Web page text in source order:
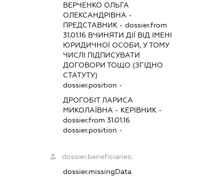
ВЕРЧЕНКО ОЛЬГА
ОЛЕКСАНДРІВНА -
ПРЕДСТАВНИК - dossier.from
31.01.16 ВЧИНЯТИ ДІЇ ВІД ІМЕНІ
ЮРИДИЧНОЇ ОСОБИ, У ТОМУ
ЧИСЛІ ПІДПИСУВАТИ
ДОГОВОРИ ТОЩО (ЗГІДНО
СТАТУТУ)
dossier.position -
ДРОГОБІТ ЛАРИСА
МИКОЛАЇВНА - КЕРІВНИК -
dossier.from 31.01.16
dossier.position -
dossier.beneficiaries:
dossier.missingData